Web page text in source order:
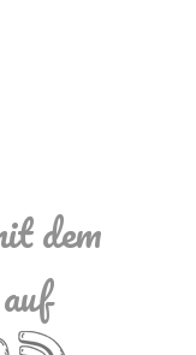
dem
auf